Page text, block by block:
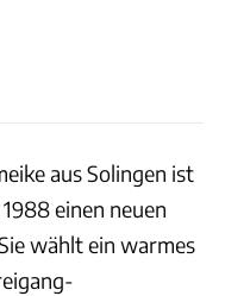
aus Solingen ist
einen neuen
wählt ein warmes